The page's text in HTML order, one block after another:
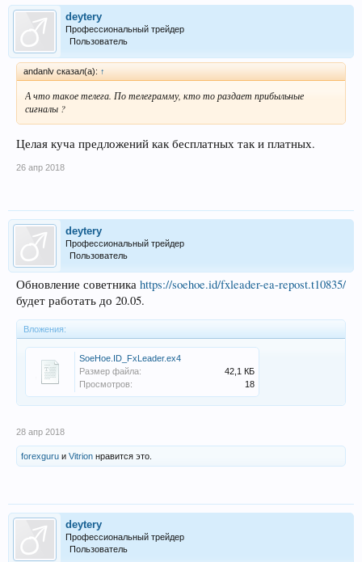
deytery
Профессиональный трейдер
Пользователь
andanlv сказал(а): ↑
А что такое телега. По телеграмму, кто то раздает прибыльные
сигналы ?
Целая куча предложений как бесплатных так и платных.
26 апр 2018
deytery
Профессиональный трейдер
Пользователь
Обновление советника https://soehoe.id/fxleader-ea-repost.t10835/
будет работать до 20.05.
Вложения:
SoeHoe.ID_FxLeader.ex4
Размер файла:
42,1 КБ
Просмотров:
18
28 апр 2018
forexguru и Vitrion нравится это.
deytery
Профессиональный трейдер
Пользователь